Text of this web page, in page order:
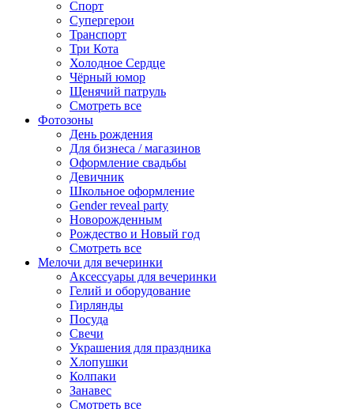
Спорт
Супергерои
Транспорт
Три Кота
Холодное Сердце
Чёрный юмор
Щенячий патруль
Смотреть все
Фотозоны
День рождения
Для бизнеса / магазинов
Оформление свадьбы
Девичник
Школьное оформление
Gender reveal party
Новорожденным
Рождество и Новый год
Смотреть все
Мелочи для вечеринки
Аксессуары для вечеринки
Гелий и оборудование
Гирлянды
Посуда
Свечи
Украшения для праздника
Хлопушки
Колпаки
Занавес
Смотреть все